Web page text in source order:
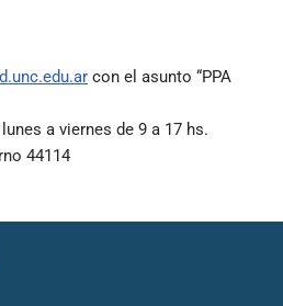
con el asunto “PPA
a viernes de 9 a 17 hs.
44114